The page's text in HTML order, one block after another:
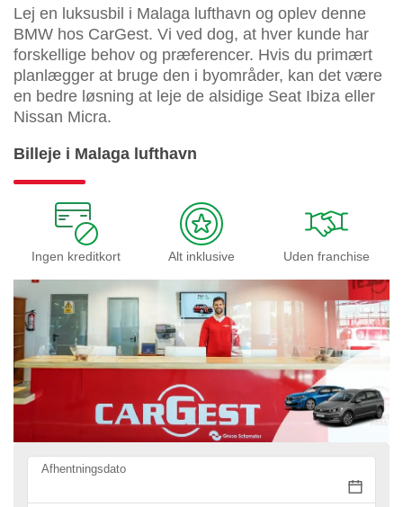
Lej en luksusbil i Malaga lufthavn og oplev denne
BMW hos CarGest. Vi ved dog, at hver kunde har
forskellige behov og præferencer. Hvis du primært
planlægger at bruge den i byområder, kan det være
en bedre løsning at leje de alsidige Seat Ibiza eller
Nissan Micra.
Billeje i Malaga lufthavn
Ingen kreditkort Alt inklusive Uden franchise
Afhentningsdato